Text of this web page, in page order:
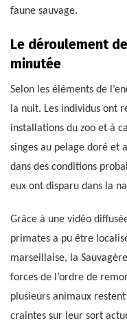
faune sauvage.
Le déroulement
minutée
Selon les éléments de
la nuit. Les individus ont
installations du zoo et à
singes au pelage doré et
dans des conditions
eux ont disparu dans la
Grâce à une vidéo
primates a pu être
marseillaise, la
forces de l’ordre de
plusieurs animaux
craintes sur leur sort